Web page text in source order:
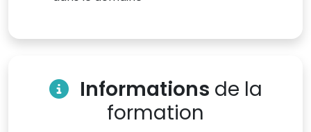
Informations de la
formation